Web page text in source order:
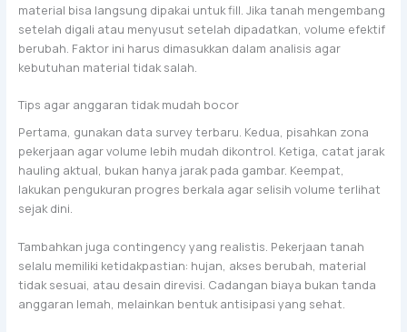
material bisa langsung dipakai untuk fill. Jika tanah mengembang
setelah digali atau menyusut setelah dipadatkan, volume efektif
berubah. Faktor ini harus dimasukkan dalam analisis agar
kebutuhan material tidak salah.
Tips agar anggaran tidak mudah bocor
Pertama, gunakan data survey terbaru. Kedua, pisahkan zona
pekerjaan agar volume lebih mudah dikontrol. Ketiga, catat jarak
hauling aktual, bukan hanya jarak pada gambar. Keempat,
lakukan pengukuran progres berkala agar selisih volume terlihat
sejak dini.
Tambahkan juga contingency yang realistis. Pekerjaan tanah
selalu memiliki ketidakpastian: hujan, akses berubah, material
tidak sesuai, atau desain direvisi. Cadangan biaya bukan tanda
anggaran lemah, melainkan bentuk antisipasi yang sehat.